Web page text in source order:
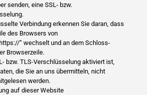
senden, eine SSL- bzw.
Verbindung erkennen Sie daran, dass
des Browsers von
“ wechselt und an dem Schloss-
Browserzeile.
bzw. TLS-Verschlüsselung aktiviert ist,
die Sie an uns übermitteln, nicht
werden.
auf dieser Website